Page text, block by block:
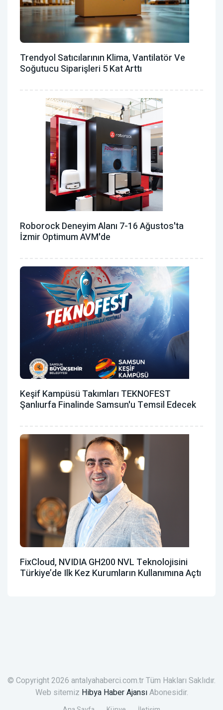
Trendyol Satıcılarının Klima, Vantilatör ‎ve
Soğutucu Siparişleri 5 Kat Arttı
Roborock Deneyim Alanı 7-16 Ağustos'ta
İzmir Optimum AVM'de
Keşif Kampüsü Takımları TEKNOFEST
Şanlıurfa Finalinde Samsun'u Temsil Edecek
FixCloud, NVIDIA GH200 NVL Teknolojisini
Türkiye’de Ilk Kez Kurumların Kullanımına Açtı
© Copyright 2026 antalyahaberci.com.tr Tüm Hakları Saklıdır.
Web sitemiz Hibya Haber AjansıAbonesidir.